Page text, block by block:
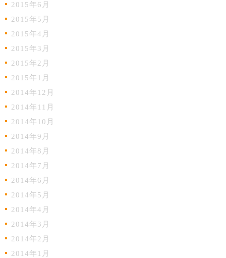
2015年6月
2015年5月
2015年4月
2015年3月
2015年2月
2015年1月
2014年12月
2014年11月
2014年10月
2014年9月
2014年8月
2014年7月
2014年6月
2014年5月
2014年4月
2014年3月
2014年2月
2014年1月